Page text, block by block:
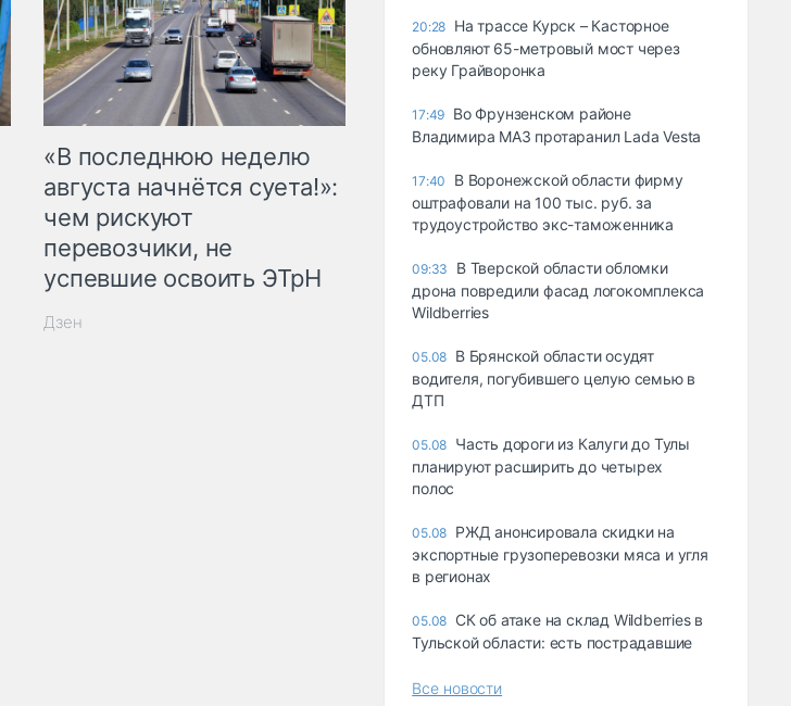
«В последнюю неделю
августа начнётся суета!»:
чем рискуют
перевозчики, не
успевшие освоить ЭТрН
Дзен
20:28 На трассе Курск – Касторное
обновляют 65-метровый мост через
реку Грайворонка
17:49 Во Фрунзенском районе
Владимира МАЗ протаранил Lada Vesta
17:40
В Воронежской области фирму
оштрафовали на 100 тыс. руб. за
трудоустройство экс-таможенника
09:33
В Тверской области обломки
дрона повредили фасад логокомплекса
Wildberries
05.08 В Брянской области осудят
водителя, погубившего целую семью в
ДТП
05.08 Часть дороги из Калуги до Тулы
планируют расширить до четырех
полос
05.08 РЖД анонсировала скидки на
экспортные грузоперевозки мяса и угля
в регионах
05.08 СК об атаке на склад Wildberries в
Тульской области: есть пострадавшие
Все новости